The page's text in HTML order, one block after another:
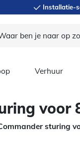
Installatie-
Verhuur
voor
sturing